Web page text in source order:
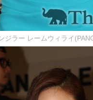
ジラー レームウィライ